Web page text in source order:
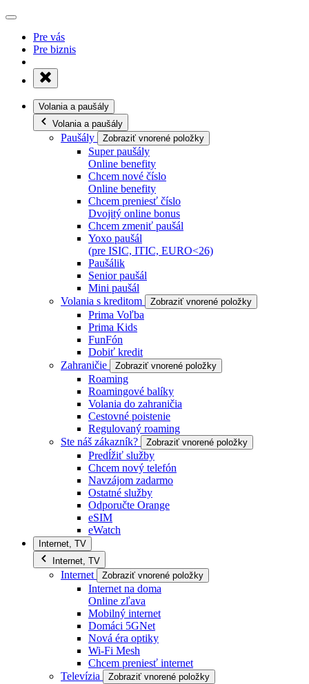
Pre vás
Pre biznis
Volania a paušály
Volania a paušály
Paušály Zobraziť vnorené položky
Super paušály
Online benefity
Chcem nové číslo
Online benefity
Chcem preniesť číslo
Dvojitý online bonus
Chcem zmeniť paušál
Yoxo paušál
(pre ISIC, ITIC, EURO<26)
Paušálik
Senior paušál
Mini paušál
Volania s kreditom
Zobraziť vnorené položky
Prima Voľba
Prima Kids
FunFón
Dobiť kredit
Zahraničie
Zobraziť vnorené položky
Roaming
Roamingové balíky
Volania do zahraničia
Cestovné poistenie
Regulovaný roaming
Ste náš zákazník?
Zobraziť vnorené položky
Predĺžiť služby
Chcem nový telefón
Navzájom zadarmo
Ostatné služby
Odporučte Orange
eSIM
eWatch
Internet, TV
Internet, TV
Internet Zobraziť vnorené položky
Internet na doma
Online zľava
Mobilný internet
Domáci 5GNet
Nová éra optiky
Wi-Fi Mesh
Chcem preniesť internet
Televízia
Zobraziť vnorené položky